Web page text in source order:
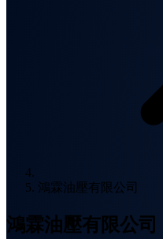
鴻霖油壓有限公司
鴻霖油壓有限公司